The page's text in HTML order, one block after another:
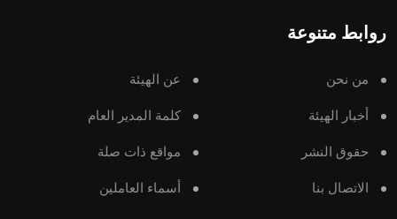
روابط متنوعة
من نحن عن الهيئة
أخبار الهيئة كلمة المدير العام
حقوق النشر مواقع ذات صلة
الاتصال بنا أسماء العاملين